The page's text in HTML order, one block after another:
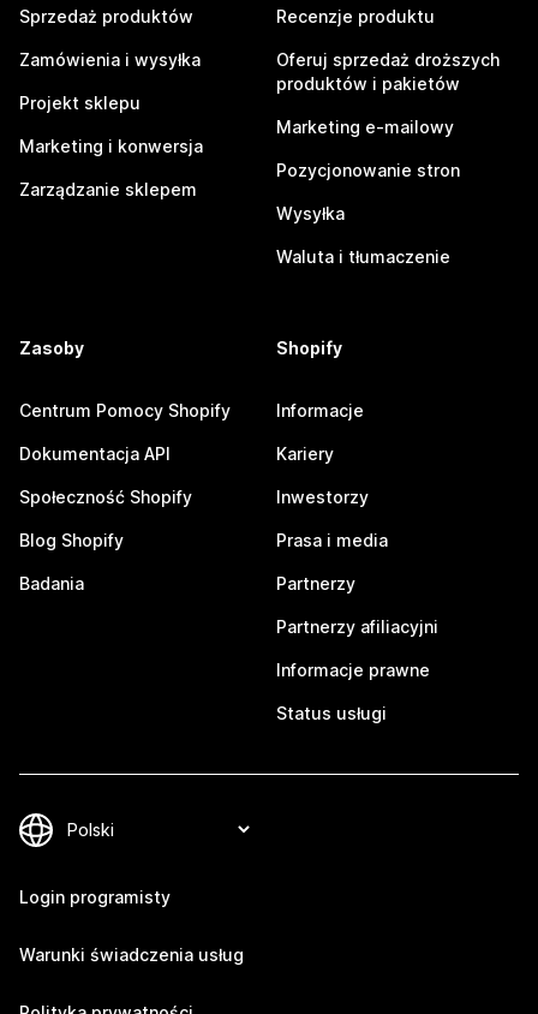
Sprzedaż produktów
Zamówienia i wysyłka
Projekt sklepu
Marketing i konwersja
Zarządzanie sklepem
Recenzje produktu
Oferuj sprzedaż droższych
produktów i pakietów
Marketing e-mailowy
Pozycjonowanie stron
Wysyłka
Waluta i tłumaczenie
Zasoby
Centrum Pomocy Shopify
Dokumentacja API
Społeczność Shopify
Blog Shopify
Badania
Shopify
Informacje
Kariery
Inwestorzy
Prasa i media
Partnerzy
Partnerzy afiliacyjni
Informacje prawne
Status usługi
Login programisty
Warunki świadczenia usług